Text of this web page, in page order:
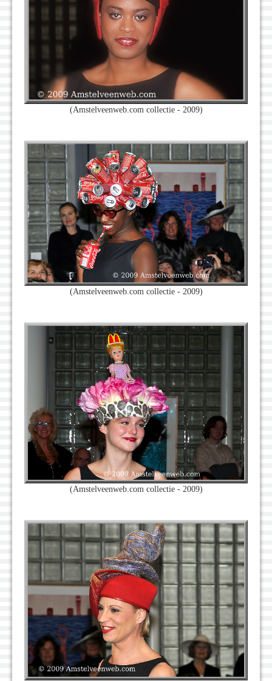
(Amstelveenweb.com collectie - 2009)
(Amstelveenweb.com collectie - 2009)
(Amstelveenweb.com collectie - 2009)